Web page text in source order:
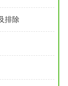
排除